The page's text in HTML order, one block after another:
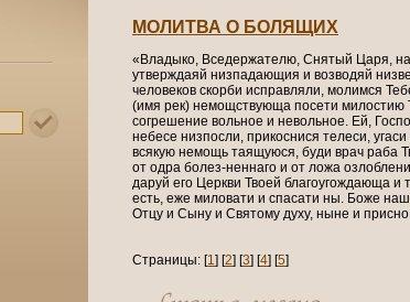
МОЛИТВА О БОЛЯЩИХ
«Владыко, Вседержателю, Снятый Царя,
утверждаяй низпадающия и возводяй
человеков скорби исправляли, молимся
(имя рек) немощствующа посети милостию
согрешение вольное и невольное. Ей,
небесе низпосли, прикоснися телеси, угаси
всякую немощь таящуюся, буди врач раба
от одра болез-неннаго и от ложа
даруй его Церкви Твоей благоугождающа
есть, еже миловати и спасати ны. Боже
Отцу и Сыну и Святому духу, ныне и присно
Страницы: [1] [2] [3] [4] [5]